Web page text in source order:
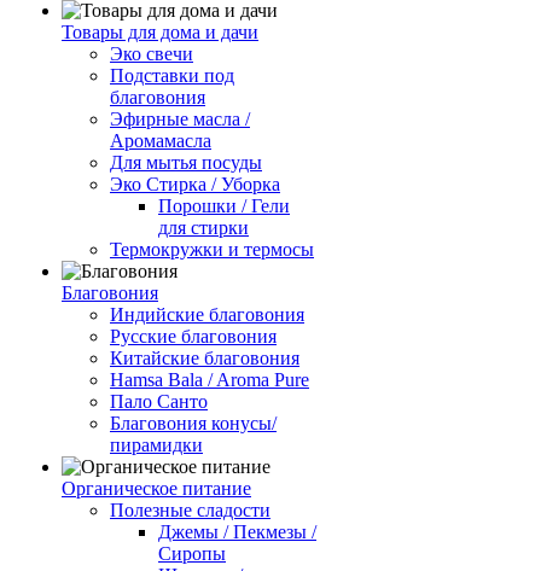
Товары для дома и дачи
Эко свечи
Подставки под
благовония
Эфирные масла /
Аромамасла
Для мытья посуды
Эко Стирка / Уборка
Порошки / Гели
для стирки
Термокружки и термосы
Благовония
Индийские благовония
Русские благовония
Китайские благовония
Hamsa Bala / Aroma Pure
Пало Санто
Благовония конусы/
пирамидки
Органическое питание
Полезные сладости
Джемы / Пекмезы /
Сиропы